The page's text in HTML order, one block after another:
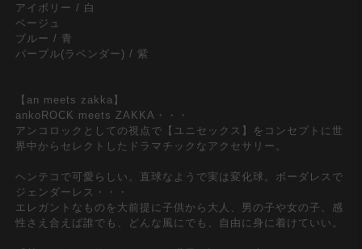
アイボリー / 白
ベージュ
ブルー / 青
パープル(ラベンダー) / 紫
【an meets zakka】
ankoROCK meets ZAKKA・・・
アンコロックとしての視点で【ユニセックス】をコンセプトに世
界中からセレクトしたドラマチックなアクセサリー。
ヘンテコで可愛らしい。直球なようで実は変化球。ボーダレスで
ジェンダーレス・・・
エレガントなものを大前提に子供から大人、男の子や女の子、感
性さえ合えば誰でも、どんな風にでも、自由に身に着けていい。